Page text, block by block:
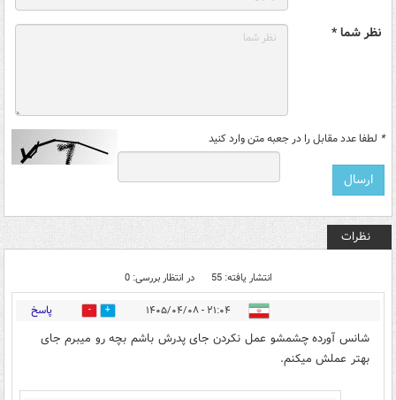
نظر شما *
* لطفا عدد مقابل را در جعبه متن وارد کنید
نظرات
انتشار یافته: 55 در انتظار بررسی: 0
۲۱:۰۴ - ۱۴۰۵/۰۴/۰۸ 7 پاسخ
شانس آورده چشمشو عمل نکردن جای پدرش باشم بچه رو میبرم جای
بهتر عملش میکنم.